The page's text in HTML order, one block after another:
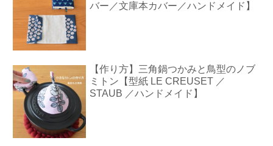
バー／文庫本カバー／ハンドメイド】
【作り方】三角鍋つかみと鳥型のノブ
ミトン【型紙 LE CREUSET ／
STAUB ／ハンドメイド】